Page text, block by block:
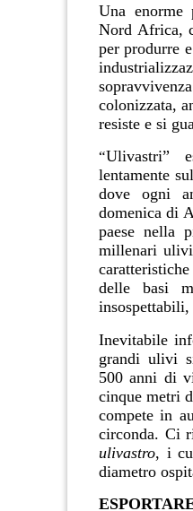
Una
Nord Africa,
per produrre
colonizzata,
resiste e si
“Ulivastri”
lentamente
dove ogni
domenica di
paese nella
millenari
delle basi
Inevitabile
grandi ulivi
500 anni di
cinque metri
compete in
circonda. Ci
ulivastro, i
diametro